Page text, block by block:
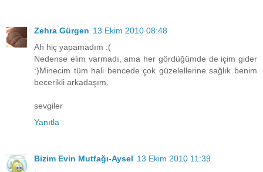
Zehra Gürgen 13 Ekim 2010 08:48
Ah hiç yapamadım :(
Nedense elim varmadı, ama her gördüğümde de içim gider
:)Minecim tüm hali bencede çok güzelellerine sağlık benim
becerikli arkadaşım.
sevgiler
Yanıtla
Bizim Evin Mutfağı-Aysel 13 Ekim 2010 11:39